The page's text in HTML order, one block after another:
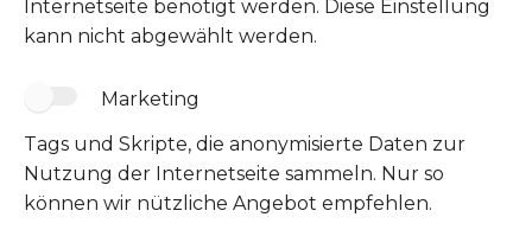
Folge uns
Internetseite benötigt werden. Diese Einstellung
kann nicht abgewählt werden.
Marketing
Tags und Skripte, die anonymisierte Daten zur
Nutzung der Internetseite sammeln. Nur so
können wir nützliche Angebot empfehlen.